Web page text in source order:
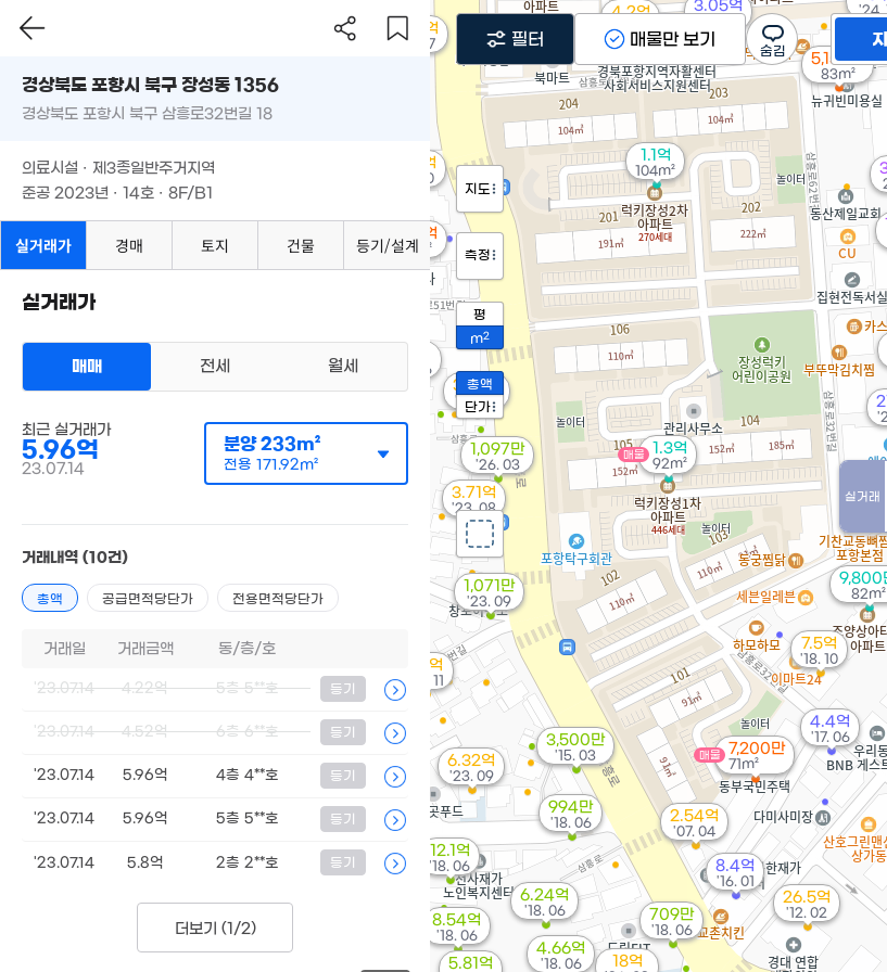
1.3억
92m²
매물
7,200만
71m²
매물
18억
1,097만
'26. 03
9,800
82m²
1.8억
'25. 11
1.1억
104m²
'24.
1.04억
54m²
6.32억
'23. 09
1,071만
'23. 09
3.71억
'23. 08
3.29억
'23. 08
실거래
5,150만
83m²
3.28억
'21. 07
1.88억
'20. 10
'20. 06
3.05억
7.5억
'18. 10
12.1억
'18. 06
8.54억
'18. 06
6.24억
'18. 06
994만
'18. 06
709만
'18. 06
5.81억
4.66억
'18. 06
4.4억
'17. 06
8.4억
'16. 01
3,500만
'15. 03
26.5억
'12. 02
4.2억
'09. 01
2.54억
'07. 04
지도
측정
평
m2
총액
단가
필터 매물만 보기
경상북도 포항시 북구 장성동 1356
경상북도 포항시 북구 삼흥로32번길 18
의료시설 · 제3종일반주거지역
준공 2023년 · 14호 · 8F/B1
실거래가 경매 토지 건물 등기/설계
실거래가
매매 전세 월세
최근 실거래가
5.96억
23.07.14
분양233m²
전용 171.92m²
거래내역 (10건)
총액 공급면적당단가 전용면적당단가
거래일 거래금액 동/층/호
'23.07.14 4.22억 5층 5**호 등기
'23.07.14 4.52억 6층 6**호 등기
'23.07.14 5.96억 4층 4**호 등기
'23.07.14 5.96억 5층 5**호 등기
'23.07.14 5.8억 2층 2**호 등기
더보기 (1/2)